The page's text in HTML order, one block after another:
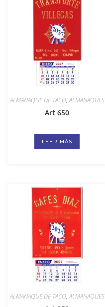
ALMANAQUE DE TACO,ALMANAQUES
Art 650
LEER MÁS
ALMANAQUE DE TACO,ALMANAQUES